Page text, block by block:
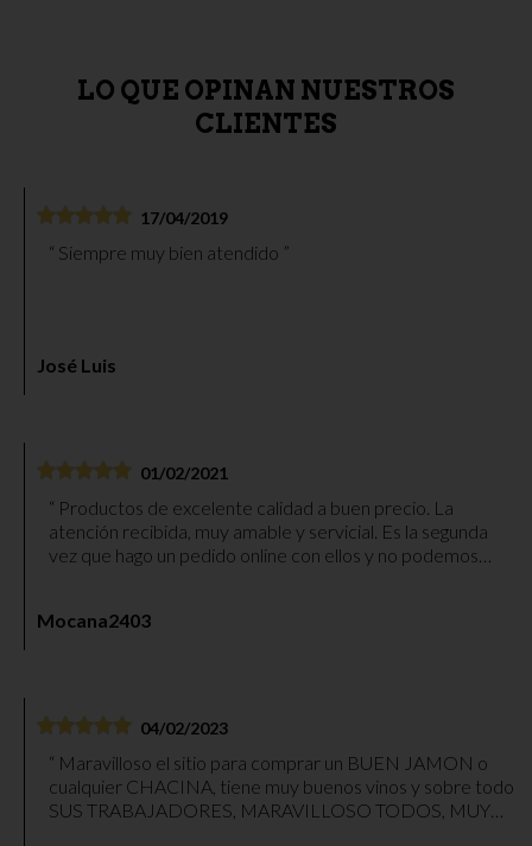
LO QUE OPINAN NUESTROS
CLIENTES
17/04/2019
Siempre muy bien atendido
José Luis
01/02/2021
atención recibida, muy amable y servicial. Es la segunda
vez que hago un pedido online con ellos y no podemos
Mocana2403
04/02/2023
cualquier CHACINA, tiene muy buenos vinos y sobre todo
SUS TRABAJADORES, MARAVILLOSO TODOS, MUY